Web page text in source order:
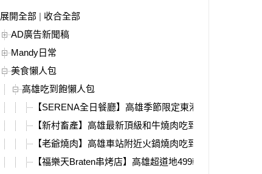
展開全部 | 收合全部
AD廣告新聞稿
Mandy日常
美食懶人包
高雄吃到飽懶人包
【SERENA全日餐廳】高雄季節限定東港黑鮪魚Buffet！
【新村畜產】高雄最新頂級和牛燒肉吃到飽，日本牧場
【老爺燒肉】高雄車站附近火鍋燒肉吃到飽，超多種食
【福樂天Braten串烤店】高雄超道地499韓式燒肉吃到飽